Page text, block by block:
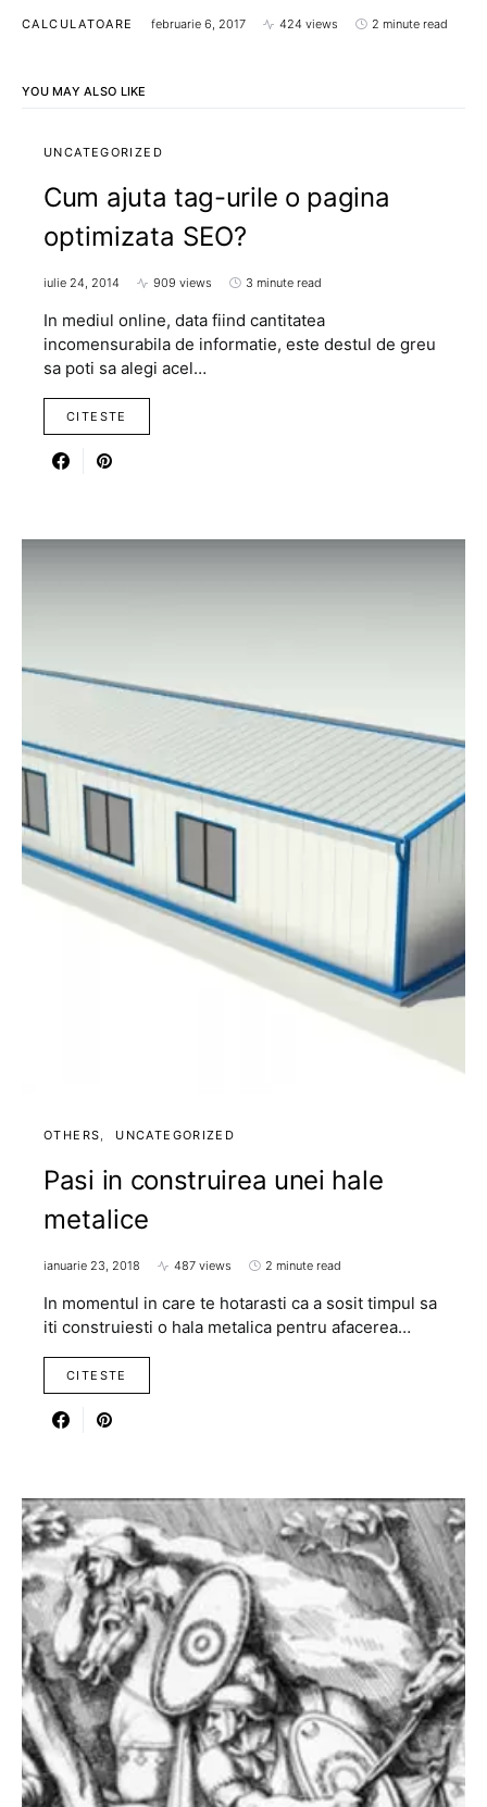
CALCULATOARE februarie 6, 2017 424 views 2 minute read
YOU MAY ALSO LIKE
UNCATEGORIZED
Cum ajuta tag-urile o pagina
optimizata SEO?
iulie 24, 2014 909 views 3 minute read
In mediul online, data fiind cantitatea
incomensurabila de informatie, este destul de greu
sa poti sa alegi acel…
CITESTE
OTHERS UNCATEGORIZED
Pasi in construirea unei hale
metalice
ianuarie 23, 2018 487 views 2 minute read
In momentul in care te hotarasti ca a sosit timpul sa
iti construiesti o hala metalica pentru afacerea…
CITESTE